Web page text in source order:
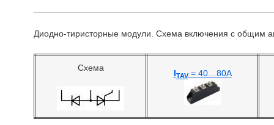
Диодно-тиристорные модули. Схема включения с общим
Схема
ITAV= 40…80А